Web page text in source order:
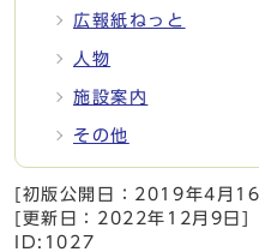
広報紙ねっと
人物
施設案内
その他
[初版公開日： 2019年4月16
[更新日： 2022年12月9日
ID:1027